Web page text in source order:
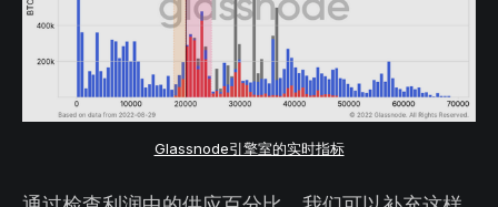
Glassnode引擎室的实时指标